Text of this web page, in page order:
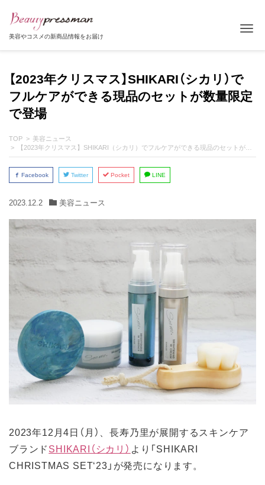
美容やコスメの新商品情報をお届け
【2023年クリスマス】SHIKARI（シカリ）で
フルケアができる現品のセットが数量限定
で登場
TOP
美容ニュース
【2023年クリスマス】SHIKARI（シカリ）でフルケアができる現品のセットが数量限定で登場
Facebook Twitter Pocket LINE
2023.12.2 美容ニュース
2023年12月4日（月）、長寿乃里が展開するスキンケア
ブランドSHIKARI（シカリ） より「SHIKARI
CHRISTMAS SET‘23」が発売になります。